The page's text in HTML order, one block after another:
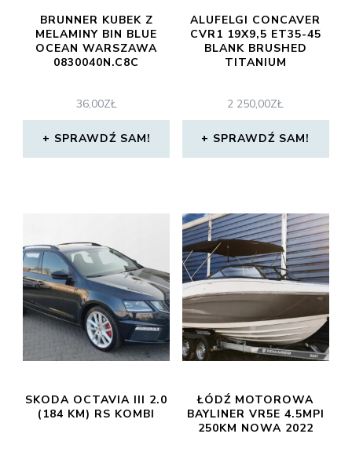
BRUNNER KUBEK Z
MELAMINY BIN BLUE
OCEAN WARSZAWA
0830040N.C8C
36,00ZŁ
SPRAWDŹ SAM!
ALUFELGI CONCAVER
CVR1 19X9,5 ET35-45
BLANK BRUSHED
TITANIUM
2 250,00ZŁ
SPRAWDŹ SAM!
SKODA OCTAVIA III 2.0
(184 KM) RS KOMBI
ŁÓDŹ MOTOROWA
BAYLINER VR5E 4.5MPI
250KM NOWA 2022